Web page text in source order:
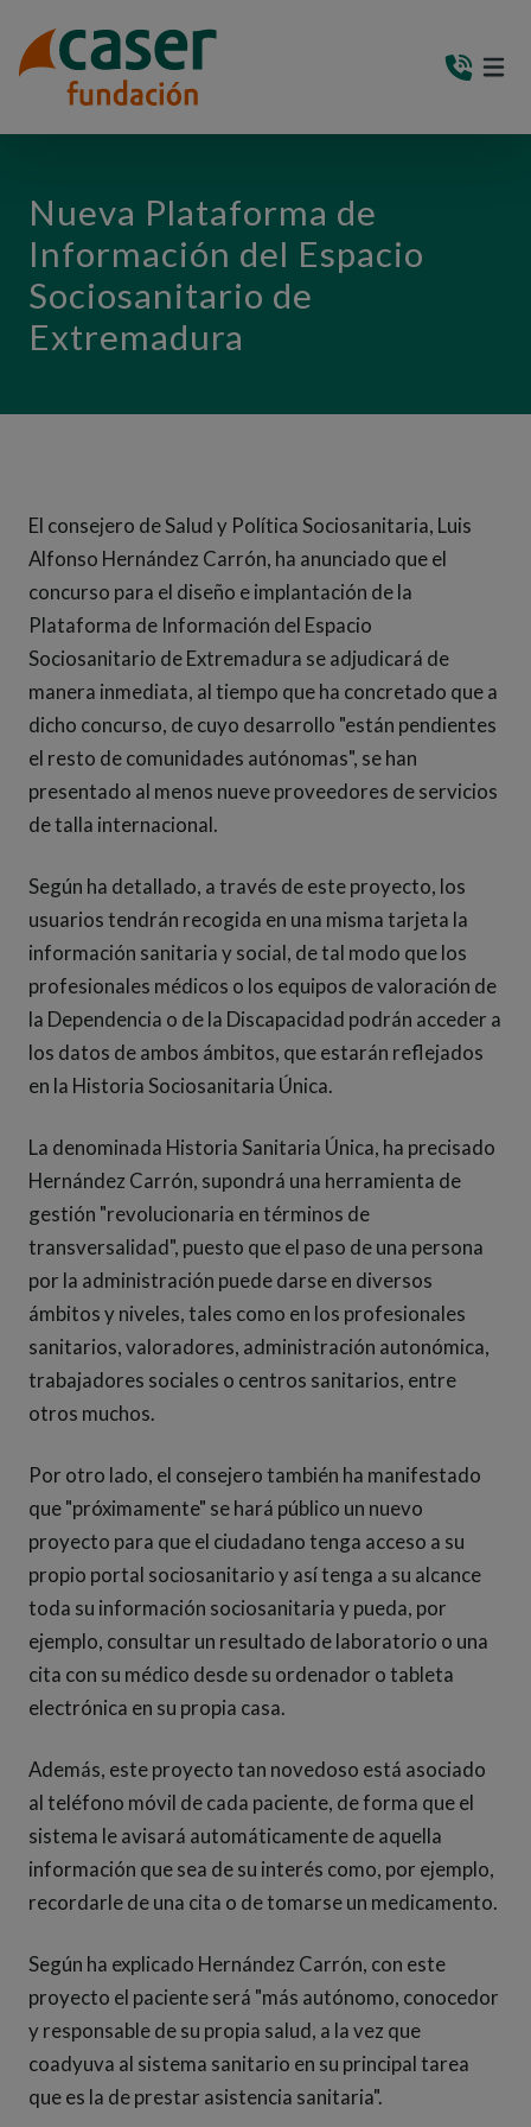
Nueva Plataforma de
Información del Espacio
Sociosanitario de
Extremadura
El consejero de Salud y Política Sociosanitaria, Luis
Alfonso Hernández Carrón, ha anunciado que el
concurso para el diseño e implantación de la
Plataforma de Información del Espacio
Sociosanitario de Extremadura se adjudicará de
manera inmediata, al tiempo que ha concretado que a
dicho concurso, de cuyo desarrollo "están pendientes
el resto de comunidades autónomas", se han
presentado al menos nueve proveedores de servicios
de talla internacional.
Según ha detallado, a través de este proyecto, los
usuarios tendrán recogida en una misma tarjeta la
información sanitaria y social, de tal modo que los
profesionales médicos o los equipos de valoración de
la Dependencia o de la Discapacidad podrán acceder a
los datos de ambos ámbitos, que estarán reflejados
en la Historia Sociosanitaria Única.
La denominada Historia Sanitaria Única, ha precisado
Hernández Carrón, supondrá una herramienta de
gestión "revolucionaria en términos de
transversalidad", puesto que el paso de una persona
por la administración puede darse en diversos
ámbitos y niveles, tales como en los profesionales
sanitarios, valoradores, administración autonómica,
trabajadores sociales o centros sanitarios, entre
otros muchos.
Por otro lado, el consejero también ha manifestado
que "próximamente" se hará público un nuevo
proyecto para que el ciudadano tenga acceso a su
propio portal sociosanitario y así tenga a su alcance
toda su información sociosanitaria y pueda, por
ejemplo, consultar un resultado de laboratorio o una
cita con su médico desde su ordenador o tableta
electrónica en su propia casa.
Además, este proyecto tan novedoso está asociado
al teléfono móvil de cada paciente, de forma que el
sistema le avisará automáticamente de aquella
información que sea de su interés como, por ejemplo,
recordarle de una cita o de tomarse un medicamento.
Según ha explicado Hernández Carrón, con este
proyecto el paciente será "más autónomo, conocedor
y responsable de su propia salud, a la vez que
coadyuva al sistema sanitario en su principal tarea
que es la de prestar asistencia sanitaria".